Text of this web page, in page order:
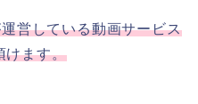
営している動画サービス
けます。